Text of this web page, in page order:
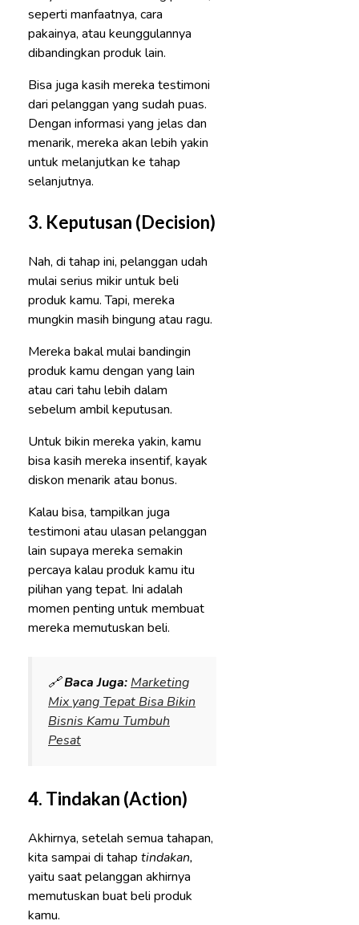
seperti manfaatnya, cara
pakainya, atau keunggulannya
dibandingkan produk lain.
Bisa juga kasih mereka testimoni
dari pelanggan yang sudah puas.
Dengan informasi yang jelas dan
menarik, mereka akan lebih yakin
untuk melanjutkan ke tahap
selanjutnya.
3. Keputusan (Decision)
Nah, di tahap ini, pelanggan udah
mulai serius mikir untuk beli
produk kamu. Tapi, mereka
mungkin masih bingung atau ragu.
Mereka bakal mulai bandingin
produk kamu dengan yang lain
atau cari tahu lebih dalam
sebelum ambil keputusan.
Untuk bikin mereka yakin, kamu
bisa kasih mereka insentif, kayak
diskon menarik atau bonus.
Kalau bisa, tampilkan juga
testimoni atau ulasan pelanggan
lain supaya mereka semakin
percaya kalau produk kamu itu
pilihan yang tepat. Ini adalah
momen penting untuk membuat
mereka memutuskan beli.
🔗Baca Juga: Marketing
Mix yang Tepat Bisa Bikin
Bisnis Kamu Tumbuh
Pesat
4. Tindakan (Action)
Akhirnya, setelah semua tahapan,
kita sampai di tahap tindakan,
yaitu saat pelanggan akhirnya
memutuskan buat beli produk
kamu.